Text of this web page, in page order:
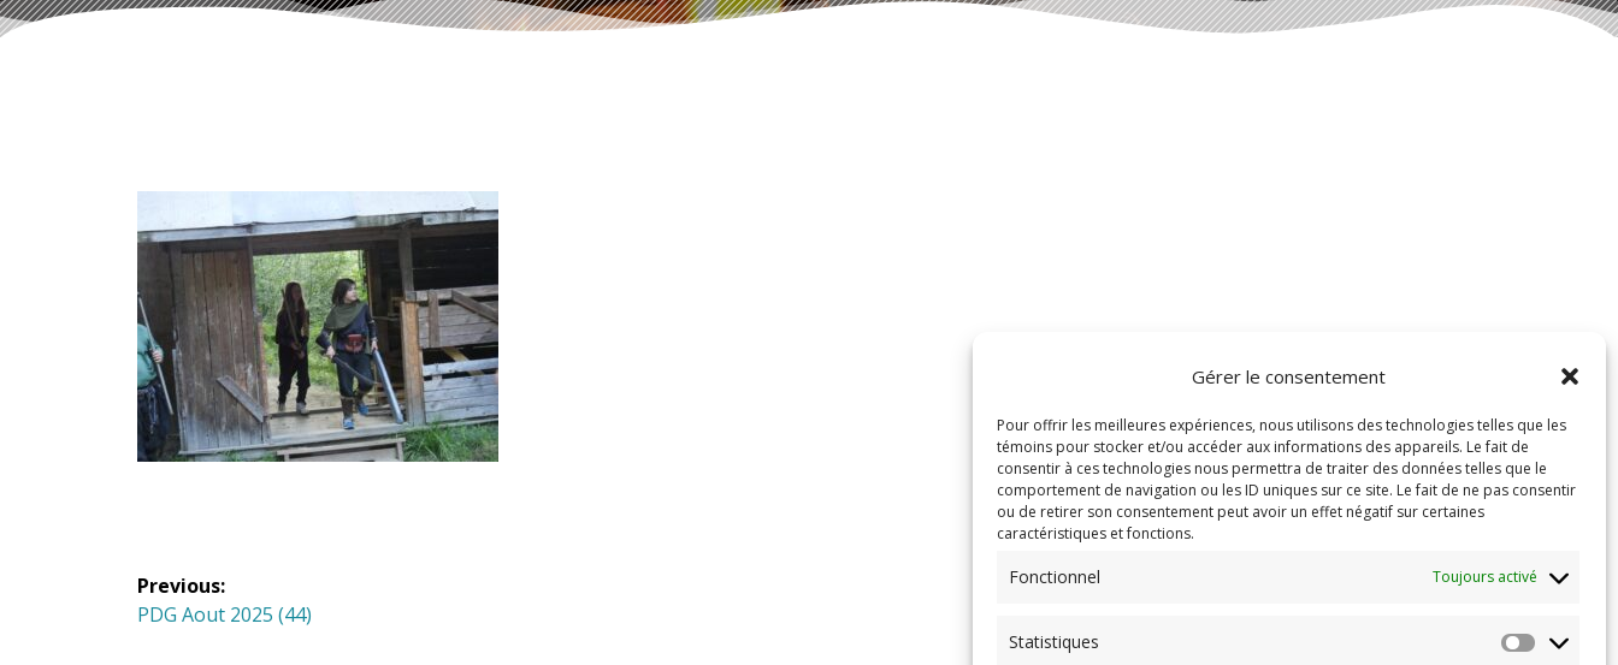
Gérer le consentement
Pour offrir les meilleures expériences, nous utilisons des technologies telles que les
témoins pour stocker et/ou accéder aux informations des appareils. Le fait de
consentir à ces technologies nous permettra de traiter des données telles que le
comportement de navigation ou les ID uniques sur ce site. Le fait de ne pas consentir
ou de retirer son consentement peut avoir un effet négatif sur certaines
caractéristiques et fonctions.
Fonctionnel Toujours activé
Statistiques
Navigation
de
Previous:
Previous
PDG Aout 2025 (44)